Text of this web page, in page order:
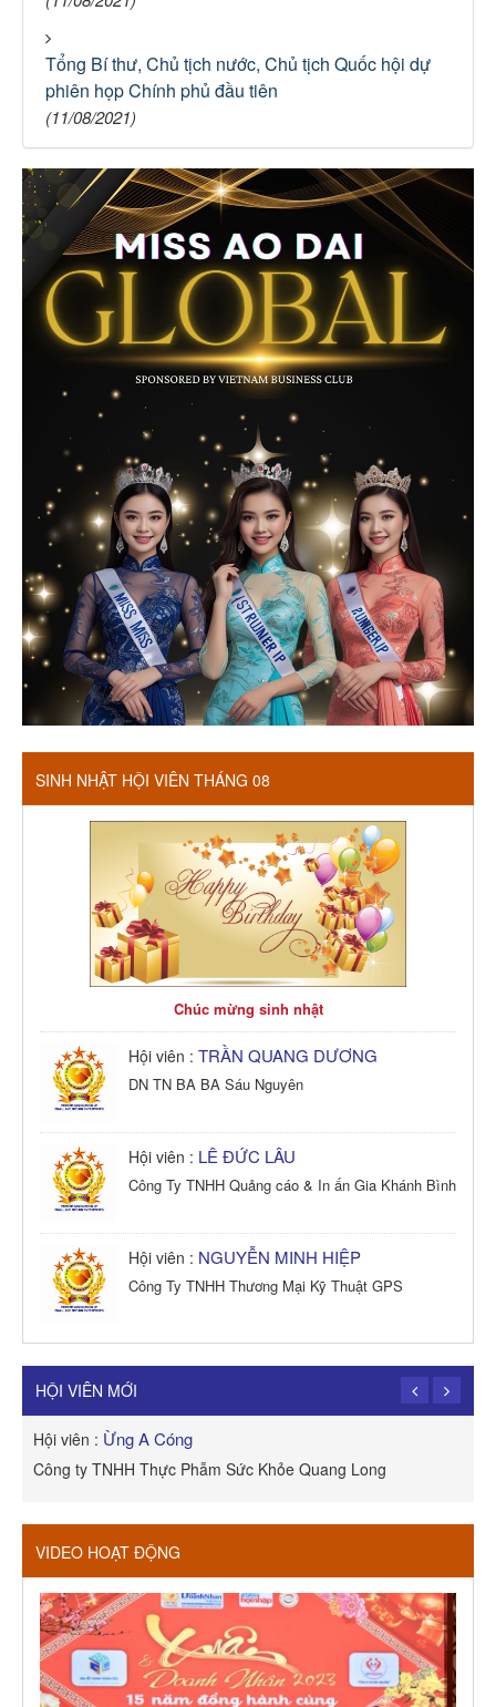
Tổng Bí thư, Chủ tịch nước, Chủ tịch Quốc hội dự
phiên họp Chính phủ đầu tiên
(11/08/2021)
SINH NHẬT HỘI VIÊN THÁNG 08
Chúc mừng sinh nhật
Hội viên : TRẦN QUANG DƯƠNG
DN TN BA BA Sáu Nguyên
Hội viên : LÊ ĐỨC LÂU
Công Ty TNHH Quảng cáo & In ấn Gia Khánh Bình
Hội viên : NGUYỄN MINH HIỆP
Công Ty TNHH Thương Mại Kỹ Thuật GPS
Công Ty TNHH Dịch vụ Cuộc Sống Hạnh Phúc
HỘI VIÊN MỚI
Hội viên : Ừng A Cóng
Công ty TNHH Thực Phẫm Sức Khỏe Quang Long
VIDEO HOẠT ĐỘNG